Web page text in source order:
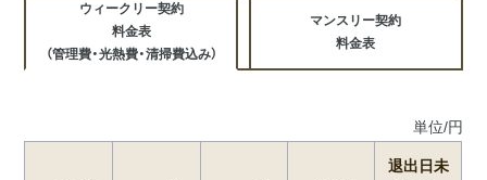
ウィークリー契約
料金表
（管理費・光熱費・清掃費込み）
単位/円
退出日未
マンスリー契約
料金表